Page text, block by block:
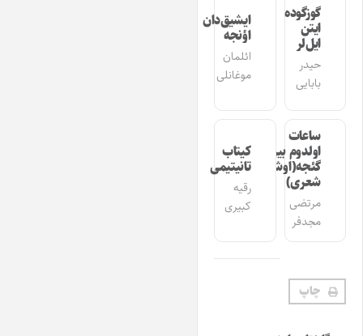
گوزگوده
ایتن
ایل‌لر
حیدر
بابایی
ایشیق‌دان
اؤنجه
ائلمان
موغانلی
ساعات
اولدوم بیر
گئجه(اوشاق
شعری)
مرتضی
مجدفر
کیتاب
تانیتیمی
رقیه
کبیری
چاپ